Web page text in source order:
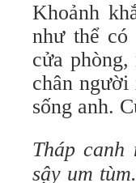
Khoảnh
như thể có
cửa
chân
sống anh.
Tháp
sậy um